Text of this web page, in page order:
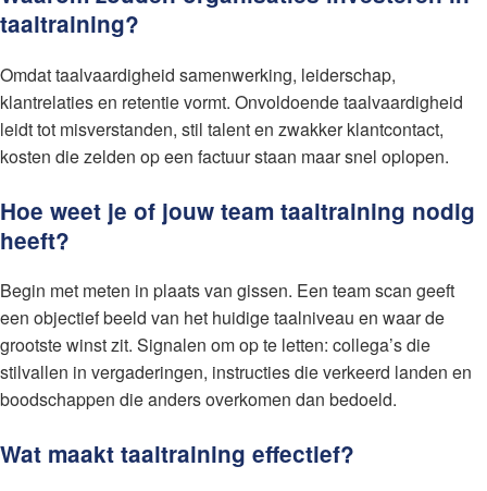
taaltraining?
Omdat taalvaardigheid samenwerking, leiderschap,
klantrelaties en retentie vormt. Onvoldoende taalvaardigheid
leidt tot misverstanden, stil talent en zwakker klantcontact,
kosten die zelden op een factuur staan maar snel oplopen.
Hoe weet je of jouw team taaltraining nodig
heeft?
Begin met meten in plaats van gissen. Een team scan geeft
een objectief beeld van het huidige taalniveau en waar de
grootste winst zit. Signalen om op te letten: collega’s die
stilvallen in vergaderingen, instructies die verkeerd landen en
boodschappen die anders overkomen dan bedoeld.
Wat maakt taaltraining effectief?